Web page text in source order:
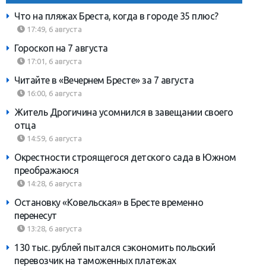
Что на пляжах Бреста, когда в городе 35 плюс?
17:49, 6 августа
Гороскоп на 7 августа
17:01, 6 августа
Читайте в «Вечернем Бресте» за 7 августа
16:00, 6 августа
Житель Дрогичина усомнился в завещании своего
отца
14:59, 6 августа
Окрестности строящегося детского сада в Южном
преображаюся
14:28, 6 августа
Остановку «Ковельская» в Бресте временно
перенесут
13:28, 6 августа
130 тыс. рублей пытался сэкономить польский
перевозчик на таможенных платежах